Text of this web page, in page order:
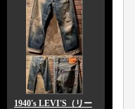
1940's LEVI'S（リー